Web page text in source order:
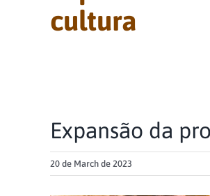
cultura
Expansão da
20 de March de 2023